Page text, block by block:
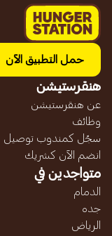
حمل التطبيق الآن
هنقرستيشن
عن هنقرستيشن
وظائف
سجّل كمندوب توصيل
انضم الآن كشريك
متواجدين في
الدمام
جده
الرياض